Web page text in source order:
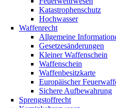
Katastrophenschutz
Hochwasser
Waffenrecht
Allgemeine
Gesetzesänderungen
Kleiner Waffenschein
Waffenschein
Waffenbesitzkarte
Europäischer
Sichere Aufbewahrung
Sprengstoffrecht